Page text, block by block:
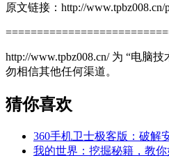
原文链接：http://www.tpbz008.cn/
http://www.tpbz008.cn/ 为 “电脑
勿相信其他任何渠道。
猜你喜欢
360手机卫士极客版：破解
我的世界：挖掘秘籍，教